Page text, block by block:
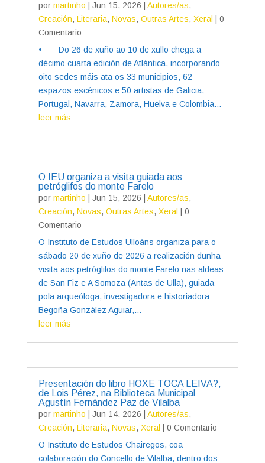
por martinho Jun 15, 2026 Autores/as,
Creación, Literaria, Novas, Outras Artes, Xeral
| 0
Comentario
• Do 26 de xuño ao 10 de xullo chega a
décimo cuarta edición de Atlántica, incorporando
oito sedes máis ata os 33 municipios, 62
espazos escénicos e 50 artistas de Galicia,
Portugal, Navarra, Zamora, Huelva e Colombia...
leer más
O IEU organiza a visita guiada aos
petróglifos do monte Farelo
por martinho Jun 15, 2026 Autores/as,
Creación, Novas, Outras Artes, Xeral
| 0
Comentario
O Instituto de Estudos Ulloáns organiza para o
sábado 20 de xuño de 2026 a realización dunha
visita aos petróglifos do monte Farelo nas aldeas
de San Fiz e A Somoza (Antas de Ulla), guiada
pola arqueóloga, investigadora e historiadora
Begoña González Aguiar,...
leer más
Presentación do libro HOXE TOCA LEIVA?,
de Lois Pérez, na Biblioteca Municipal
Agustín Fernández Paz de Vilalba
por martinho Jun 14, 2026 Autores/as,
Creación, Literaria, Novas, Xeral
| 0 Comentario
O Instituto de Estudos Chairegos, coa
colaboración do Concello de Vilalba, dentro dos